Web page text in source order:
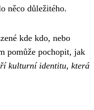
něco důležitého.
kde kdo, nebo
pomůže pochopit, jak
kulturní identitu, která